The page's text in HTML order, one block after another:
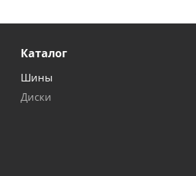
Каталог
Шины
Диски